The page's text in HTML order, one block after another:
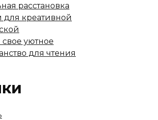
расстановка
для креативной
уютное
для чтения